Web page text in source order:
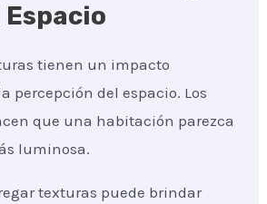
Espacio
tienen un impacto
percepción del espacio. Los
que una habitación parezca
luminosa.
texturas puede brindar